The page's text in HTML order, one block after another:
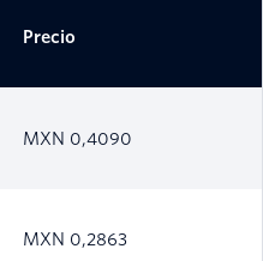
Precio
MXN 0,4090
MXN 0,2863